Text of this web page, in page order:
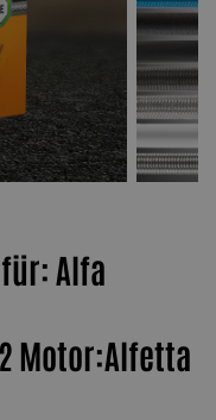
Alfa
Motor:Alfetta